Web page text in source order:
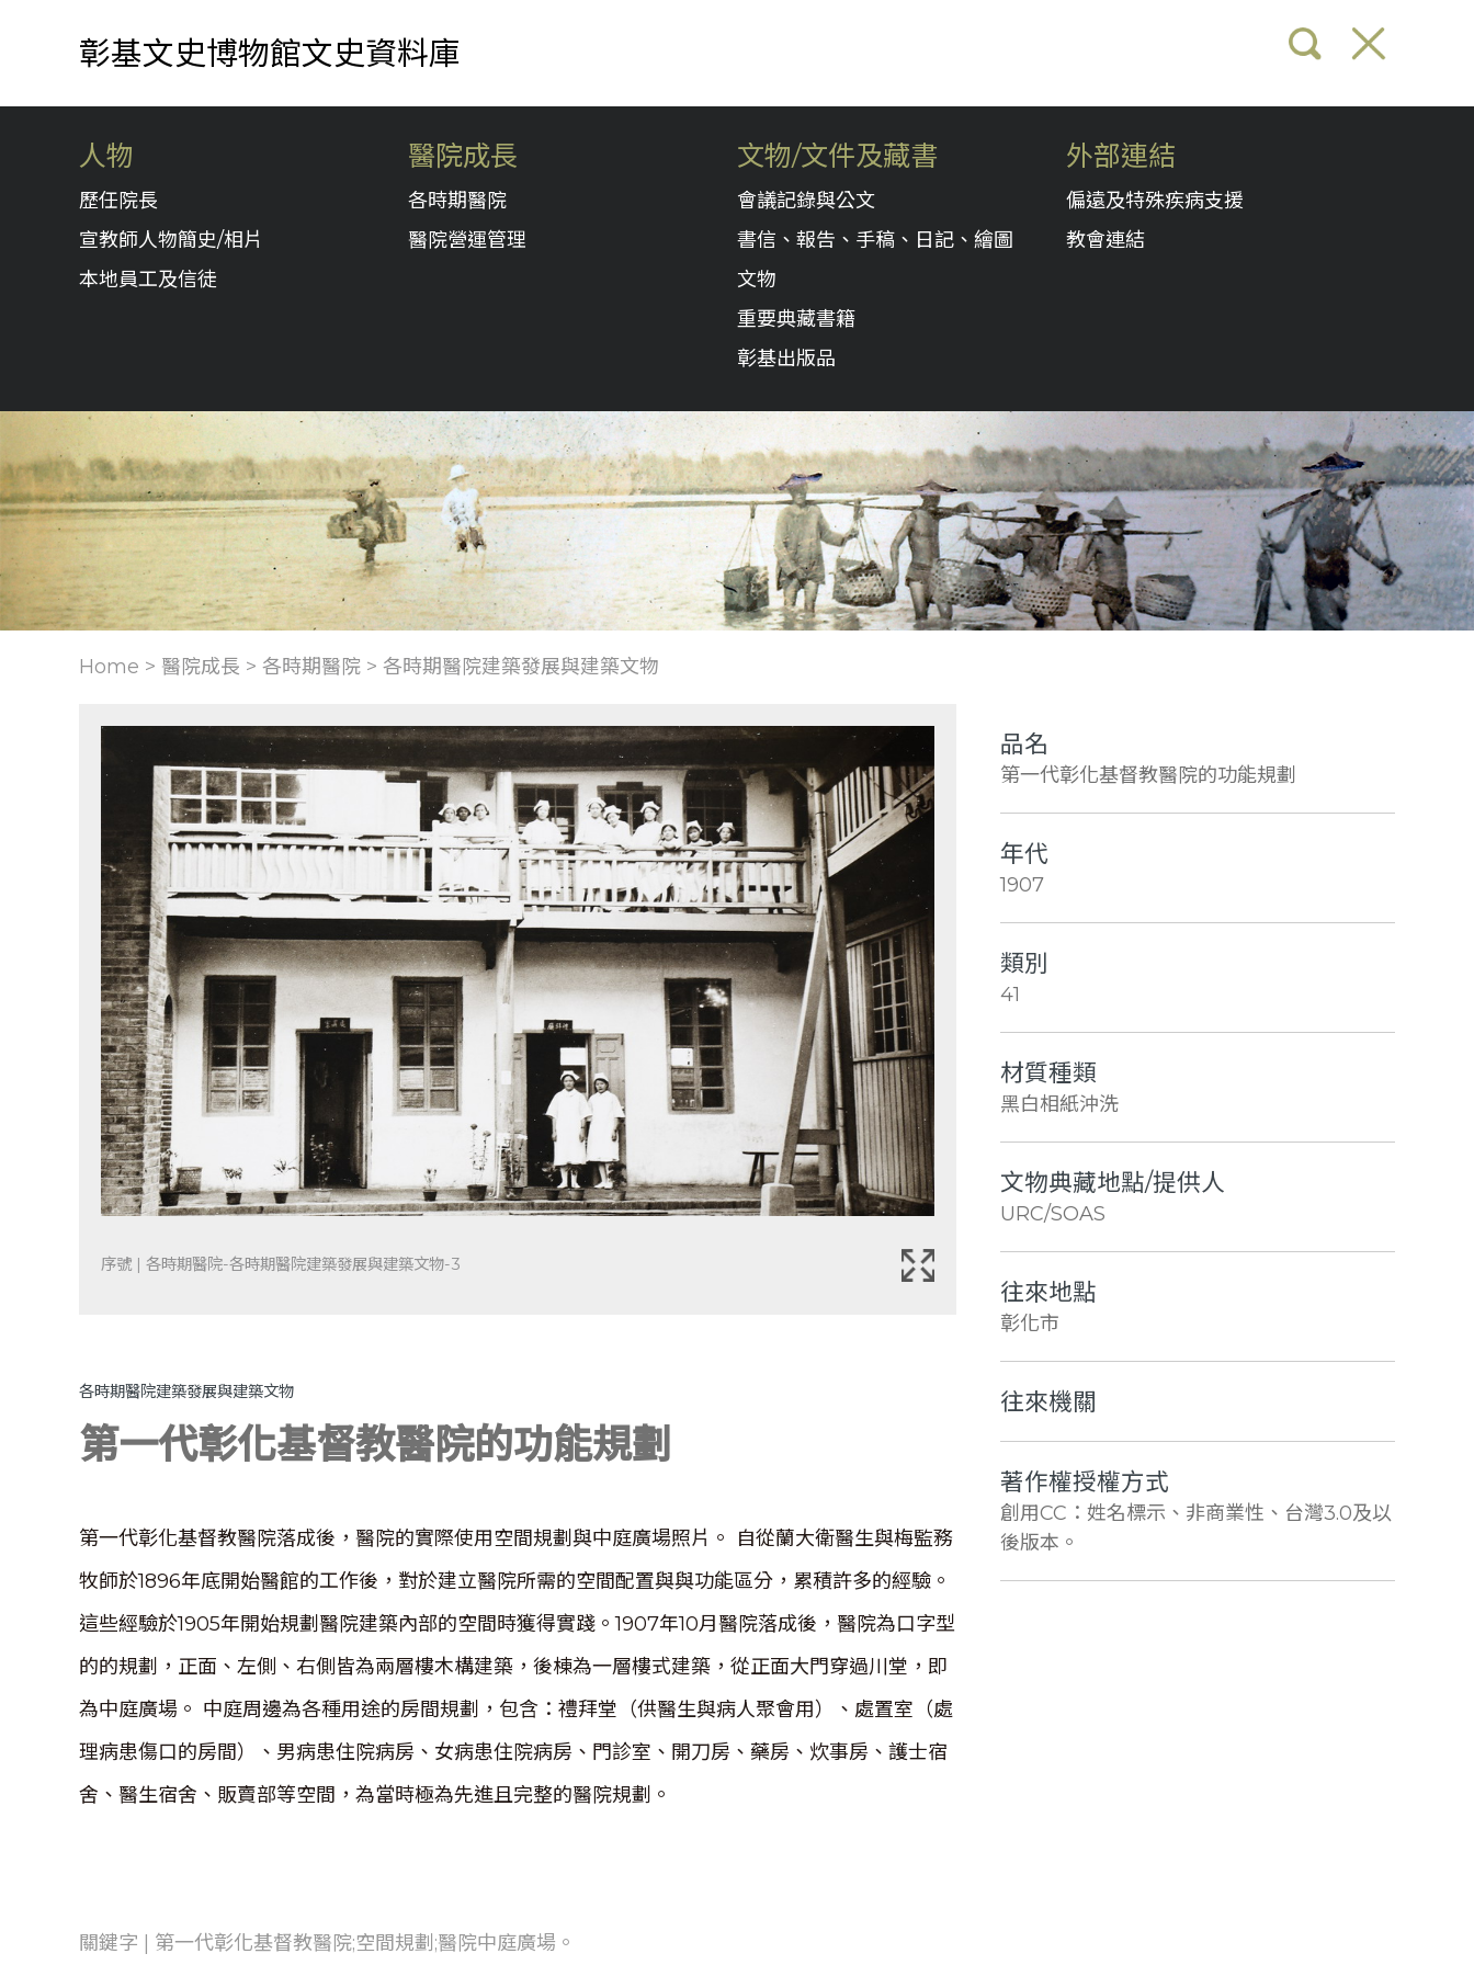
彰基文史博物館文史資料庫
人物
歷任院長
宣教師人物簡史/相片
本地員工及信徒
醫院成長
各時期醫院
醫院營運管理
文物/文件及藏書
會議記錄與公文
書信、報告、手稿、日記、繪圖
文物
重要典藏書籍
彰基出版品
外部連結
偏遠及特殊疾病支援
教會連結
Home > 醫院成長 > 各時期醫院 > 各時期醫院建築發展與建築文物
序號 | 各時期醫院-各時期醫院建築發展與建築文物-3
各時期醫院建築發展與建築文物
第一代彰化基督教醫院的功能規劃
第一代彰化基督教醫院落成後，醫院的實際使用空間規劃與中庭廣場照片。 自從蘭大衛醫生與梅監務
牧師於1896年底開始醫館的工作後，對於建立醫院所需的空間配置與與功能區分，累積許多的經驗。
這些經驗於1905年開始規劃醫院建築內部的空間時獲得實踐。1907年10月醫院落成後，醫院為口字型
的的規劃，正面、左側、右側皆為兩層樓木構建築，後棟為一層樓式建築，從正面大門穿過川堂，即
為中庭廣場。 中庭周邊為各種用途的房間規劃，包含：禮拜堂（供醫生與病人聚會用）、處置室（處
理病患傷口的房間）、男病患住院病房、女病患住院病房、門診室、開刀房、藥房、炊事房、護士宿
舍、醫生宿舍、販賣部等空間，為當時極為先進且完整的醫院規劃。
關鍵字 | 第一代彰化基督教醫院;空間規劃;醫院中庭廣場。
品名
第一代彰化基督教醫院的功能規劃
年代
1907
類別
41
材質種類
黑白相紙沖洗
文物典藏地點/提供人
URC/SOAS
往來地點
彰化市
往來機關
著作權授權方式
創用CC：姓名標示、非商業性、台灣3.0及以
後版本。